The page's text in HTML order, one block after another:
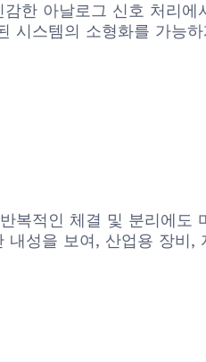
한 아날로그 신호 처리에
시스템의 소형화를 가능
복적인 체결 및 분리에도
성을 보여, 산업용 장비,